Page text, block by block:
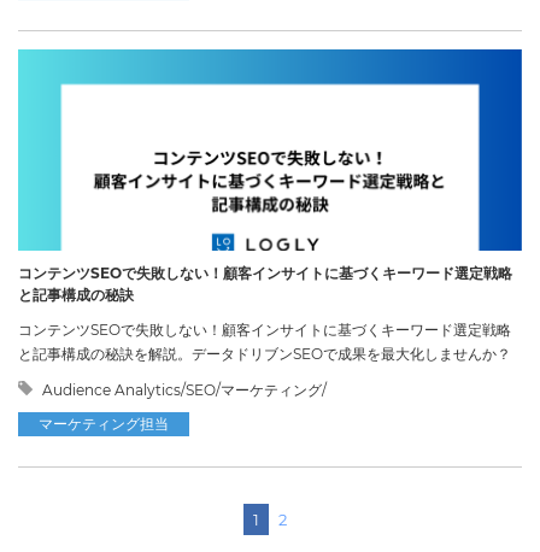
コンテンツSEOで失敗しない！顧客インサイトに基づくキーワード選定戦略
と記事構成の秘訣
コンテンツSEOで失敗しない！顧客インサイトに基づくキーワード選定戦略
と記事構成の秘訣を解説。データドリブンSEOで成果を最大化しませんか？
Audience Analytics/SEO/マーケティング/
マーケティング担当
1 2